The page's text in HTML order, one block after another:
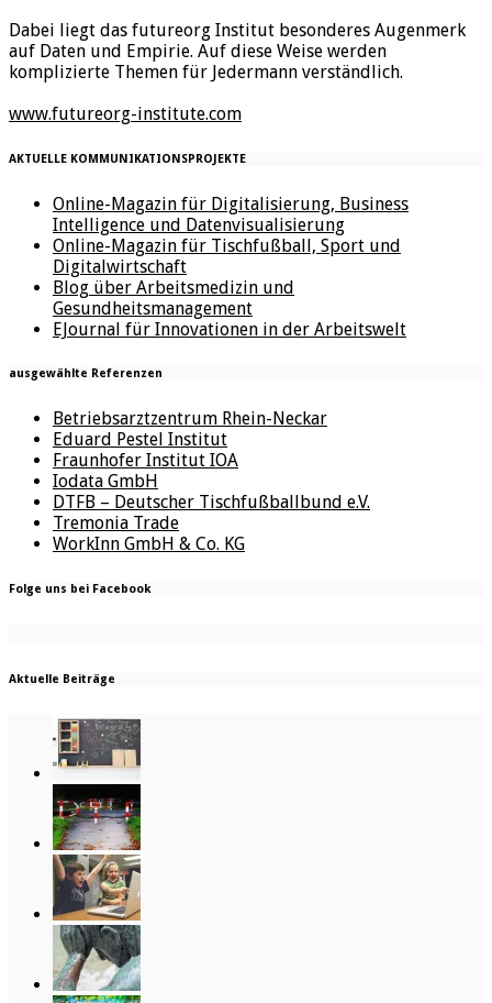
Dabei liegt das futureorg Institut besonderes Augenmerk
auf Daten und Empirie. Auf diese Weise werden
komplizierte Themen für Jedermann verständlich.
www.futureorg-institute.com
AKTUELLE KOMMUNIKATIONSPROJEKTE
Online-Magazin für Digitalisierung, Business
Intelligence und Datenvisualisierung
Online-Magazin für Tischfußball, Sport und
Digitalwirtschaft
Blog über Arbeitsmedizin und
Gesundheitsmanagement
EJournal für Innovationen in der Arbeitswelt
ausgewählte Referenzen
Betriebsarztzentrum Rhein-Neckar
Eduard Pestel Institut
Fraunhofer Institut IOA
Iodata GmbH
DTFB – Deutscher Tischfußballbund e.V.
Tremonia Trade
WorkInn GmbH & Co. KG
Folge uns bei Facebook
Aktuelle Beiträge